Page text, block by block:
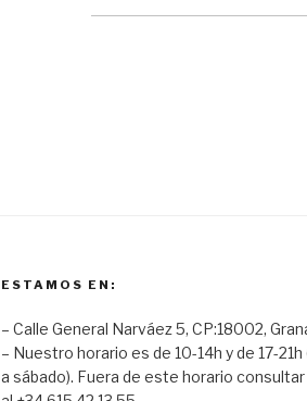
ESTAMOS EN:
– Calle General Narváez 5, CP:18002,
– Nuestro horario es de 10-14h y de 17-21h
a sábado). Fuera de este horario